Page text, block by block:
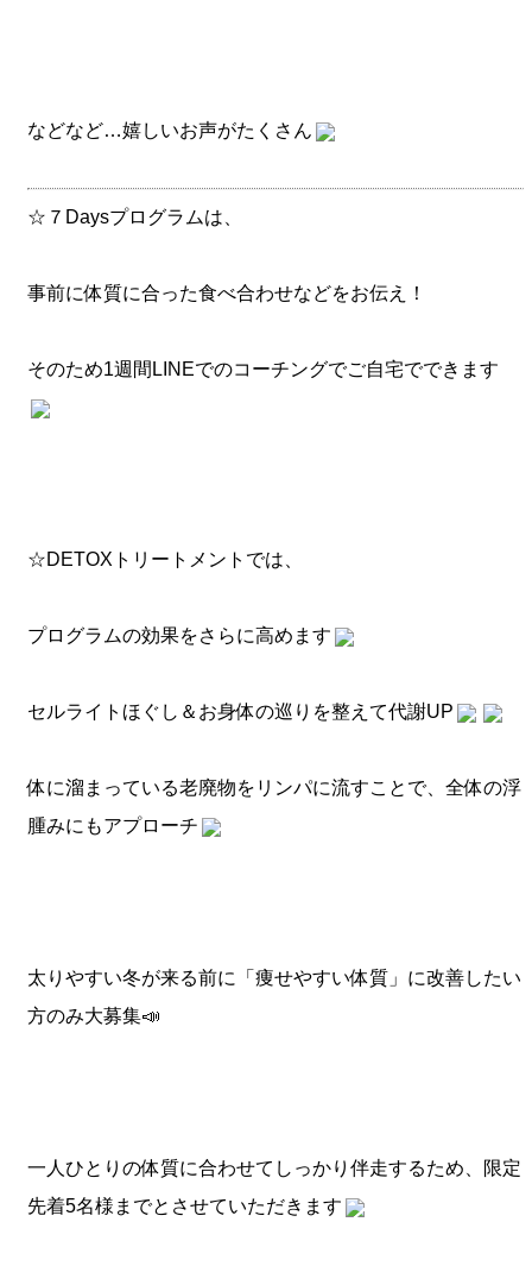
などなど…嬉しいお声がたくさん
☆７Daysプログラムは、
事前に体質に合った食べ合わせなどをお伝え！
そのため1週間LINEでのコーチングでご自宅でできます
☆DETOXトリートメントでは、
プログラムの効果をさらに高めます
セルライトほぐし＆お身体の巡りを整えて代謝UP
体に溜まっている老廃物をリンパに流すことで、全体の浮
腫みにもアプローチ
太りやすい冬が来る前に「痩せやすい体質」に改善したい
方のみ大募集📣
一人ひとりの体質に合わせてしっかり伴走するため、限定
先着5名様までとさせていただきます